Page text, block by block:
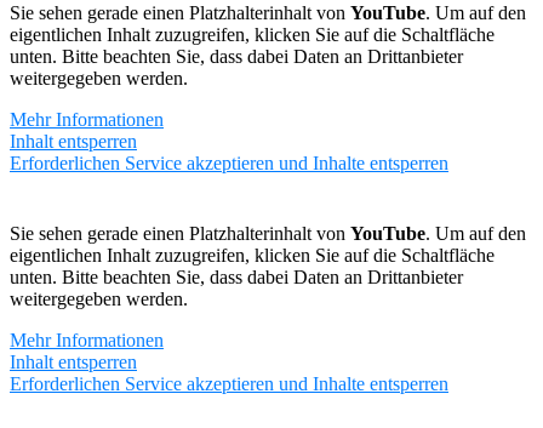
Sie sehen gerade einen Platzhalterinhalt von YouTube. Um auf den
eigentlichen Inhalt zuzugreifen, klicken Sie auf die Schaltfläche
unten. Bitte beachten Sie, dass dabei Daten an Drittanbieter
weitergegeben werden.
Mehr Informationen
Inhalt entsperren
Erforderlichen Service akzeptieren und Inhalte entsperren
Sie sehen gerade einen Platzhalterinhalt von YouTube. Um auf den
eigentlichen Inhalt zuzugreifen, klicken Sie auf die Schaltfläche
unten. Bitte beachten Sie, dass dabei Daten an Drittanbieter
weitergegeben werden.
Mehr Informationen
Inhalt entsperren
Erforderlichen Service akzeptieren und Inhalte entsperren